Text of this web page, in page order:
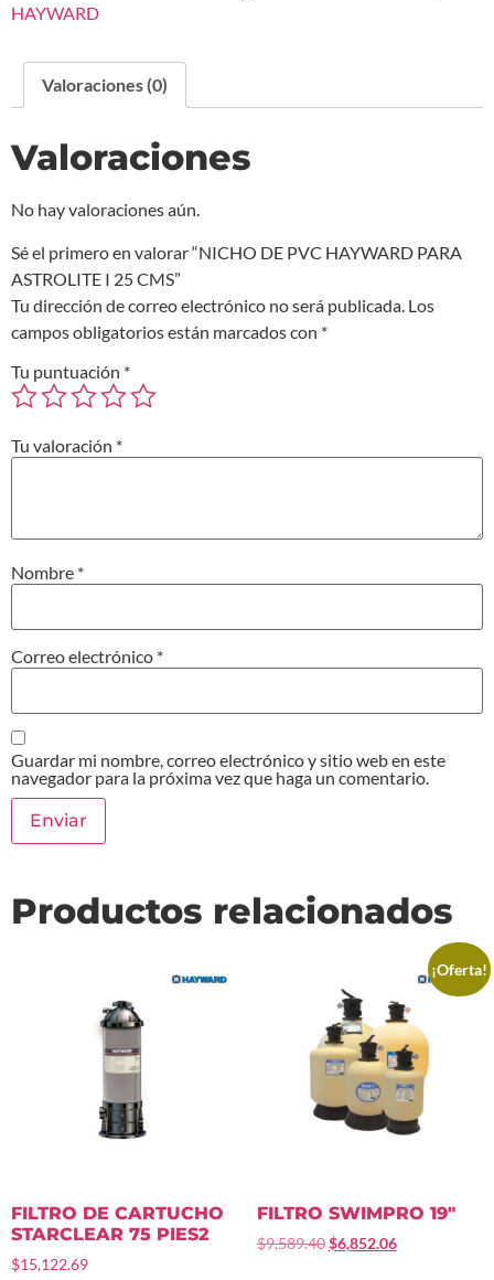
HAYWARD
Valoraciones (0)
Valoraciones
No hay valoraciones aún.
Sé el primero en valorar “NICHO DE PVC HAYWARD PARA
ASTROLITE I 25 CMS”
Tu dirección de correo electrónico no será publicada. Los
campos obligatorios están marcados con *
Tu puntuación *
Tu valoración *
Nombre *
Correo electrónico *
Guardar mi nombre, correo electrónico y sitio web en este
navegador para la próxima vez que haga un comentario.
Productos relacionados
FILTRO DE CARTUCHO
STARCLEAR 75 PIES2
$15,122.69
¡Oferta!
FILTRO SWIMPRO 19″
$9,589.40 $6,852.06